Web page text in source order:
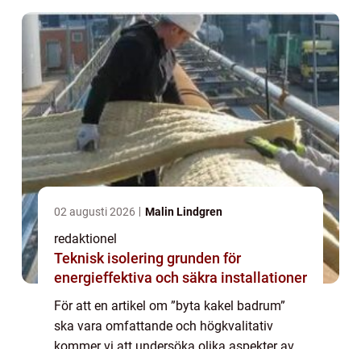
02 augusti 2026 Malin Lindgren
redaktionel
Teknisk isolering grunden för
energieffektiva och säkra installationer
För att en artikel om ”byta kakel badrum”
ska vara omfattande och högkvalitativ
kommer vi att undersöka olika aspekter av